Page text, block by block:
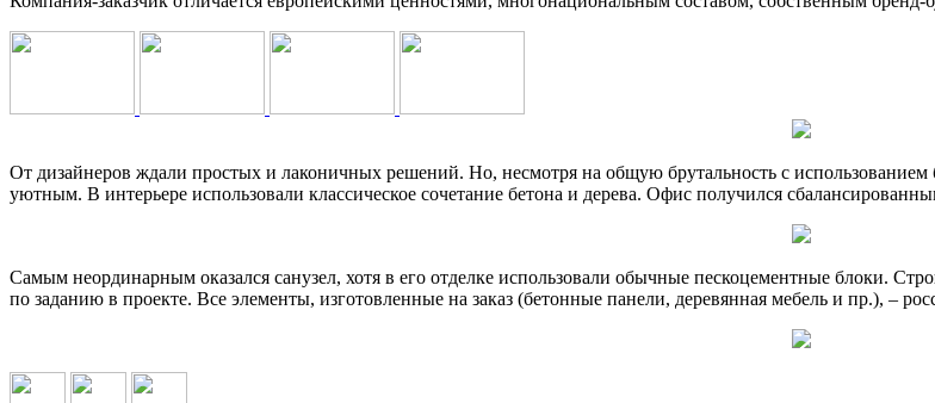
От дизайнеров ждали простых и лаконичных решений. Но, несмотря на общую брутальность с
уютным. В интерьере использовали классическое сочетание бетона и дерева. Офис получился
Самым неординарным оказался санузел, хотя в его отделке использовали обычные пескоцементные блоки.
по заданию в проекте. Все элементы, изготовленные на заказ (бетонные панели, деревянная мебель и пр.), –